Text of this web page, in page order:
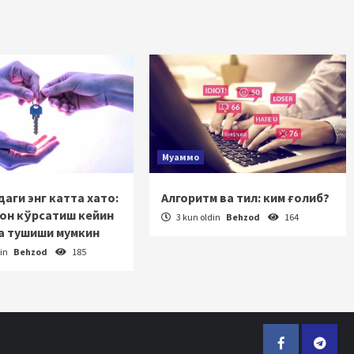
энг катта хато:
кўрсатиш кейин
тушиши мумкин
Behzod 185
Муаммо
Алгоритм ва тил: ким ғолиб?
3 kun oldin Behzod 164
Facebook